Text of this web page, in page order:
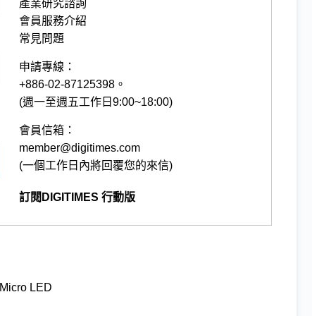
產業研究諮詢
會員服務介紹
常見問題
申請專線：
+886-02-87125398。
(週一至週五工作日9:00~18:00)
會員信箱：
member@digitimes.com
(一個工作日內將回覆您的來信)
訂閱DIGITIMES 行動版
Micro LED